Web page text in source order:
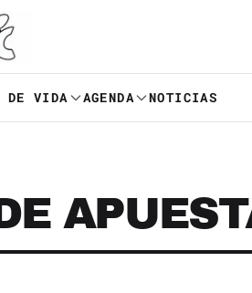
DE VIDA AGENDA NOTICIAS